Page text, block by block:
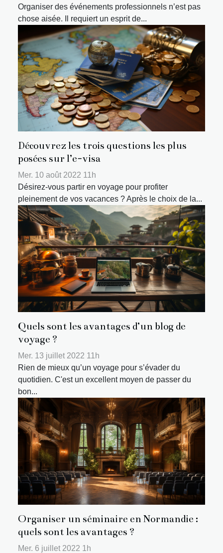
Organiser des événements professionnels n’est pas
chose aisée. Il requiert un esprit de...
Découvrez les trois questions les plus
posées sur l’e-visa
Mer. 10 août 2022 11h
Désirez-vous partir en voyage pour profiter
pleinement de vos vacances ? Après le choix de la...
Quels sont les avantages d’un blog de
voyage ?
Mer. 13 juillet 2022 11h
Rien de mieux qu’un voyage pour s’évader du
quotidien. C'est un excellent moyen de passer du
bon...
Organiser un séminaire en Normandie :
quels sont les avantages ?
Mer. 6 juillet 2022 1h